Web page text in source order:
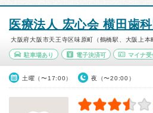
医療法人 宏心会 横田歯
大阪府大阪市天王寺区味原町（鶴橋駅、大阪上本
駐車場あり 電子決済可 マイナ受
土曜（〜17:00） 夜（〜20:00）